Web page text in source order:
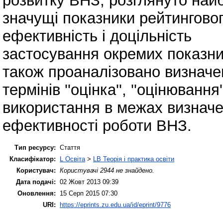
значущі показники
ефективність і доцільність
застосування окремих
також проаналізовано
термінів ''оцінка'',
використання в межах
ефективності роботи ВНЗ.
Тип ресурсу: Стаття
Класифікатор:
L Освіта > LB Теорія і практика освіти
Користувач: Користувачі 2944 не знайдено.
Дата подачі: 02 Жовт 2013 09:39
Оновлення:
15 Серп 2015 07:30
URI: https://eprints.zu.edu.ua/id/eprint/9776